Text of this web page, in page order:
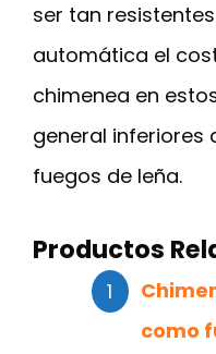
ser tan
automática el
chimenea en
general inferiores
fuegos de leña.
Productos
como